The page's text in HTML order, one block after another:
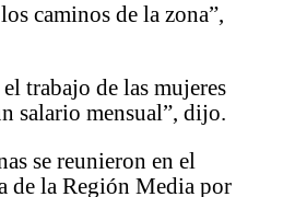
caminos de la zona”,
trabajo de las mujeres
salario mensual”, dijo.
se reunieron en el
de la Región Media por